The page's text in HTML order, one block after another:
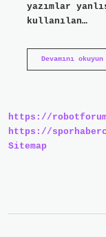
yazımlar
kullanılan…
Devamını okuyun
https://
https://
Sitemap